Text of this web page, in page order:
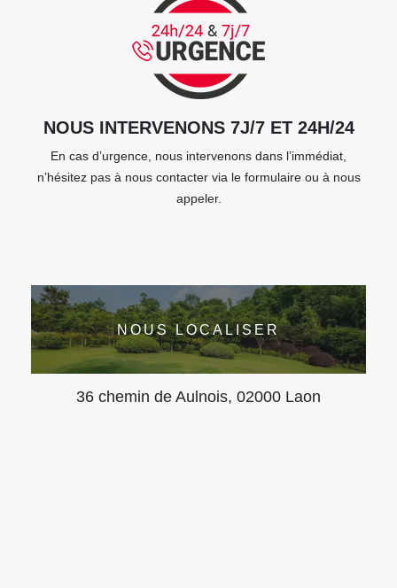
NOUS INTERVENONS 7J/7 ET 24H/24
En cas d’urgence, nous intervenons dans l’immédiat,
n’hésitez pas à nous contacter via le formulaire ou à nous
appeler.
NOUS LOCALISER
36 chemin de Aulnois, 02000 Laon